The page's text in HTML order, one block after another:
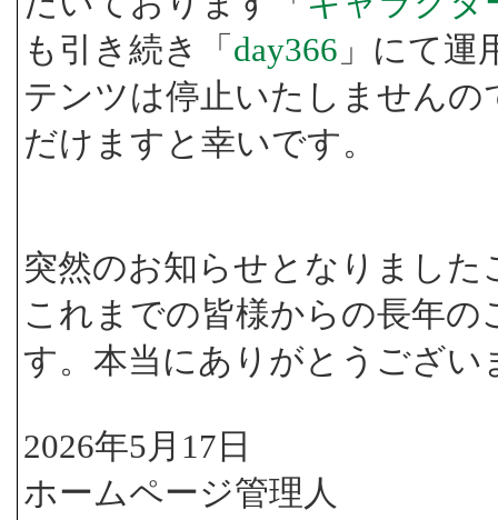
も引き続き「 day366 」にて
テンツは停止いたしません
だけますと幸いです。
突然のお知らせとなりまし
これまでの皆様からの長年
す。本当にありがとうござい
2026年5月17日
ホームページ管理人